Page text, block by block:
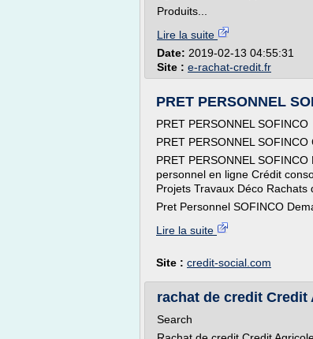
Produits...
Lire la suite
Date: 2019-02-13 04:55:31
Site : e-rachat-credit.fr
PRET PERSONNEL
PRET PERSONNEL SOFINCO
PRET PERSONNEL
PRET PERSONNEL
personnel en ligne Crédit
Projets Travaux Déco
Pret Personnel SOFINCO
Lire la suite
Site : credit-social.com
rachat de credit
Search